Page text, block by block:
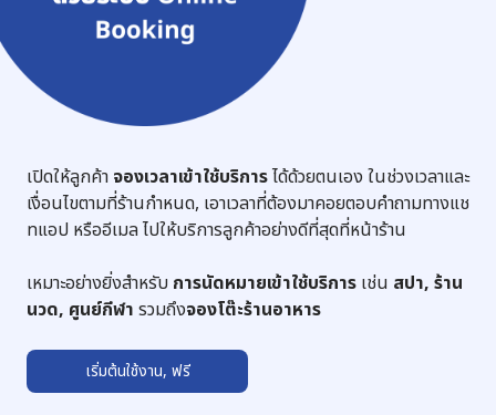
เปิดให้ลูกค้า จองเวลาเข้าใช้บริการได้ด้วยตนเอง ในช่วงเวลาและ
เงื่อนไขตามที่ร้านกำหนด, เอาเวลาที่ต้องมาคอยตอบคำถามทางแช
ทแอป หรืออีเมล ไปให้บริการลูกค้าอย่างดีที่สุดที่หน้าร้าน
เหมาะอย่างยิ่งสำหรับ การนัดหมายเข้าใช้บริการ เช่น สปา,​ ร้าน
นวด, ศูนย์กีฬา รวมถึงจองโต๊ะร้านอาหาร
เริ่มต้นใช้งาน, ฟรี➔